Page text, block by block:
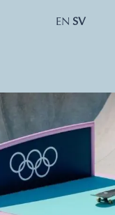
EN SV